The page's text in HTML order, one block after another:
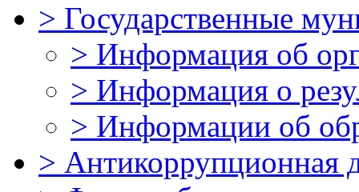
> Государственные
> Информация об
> Информация о
> Информации об
> Антикоррупционная